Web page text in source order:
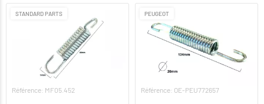
STANDARD PARTS
Référence: MF05.452
PEUGEOT
Référence: OE-PEU772657